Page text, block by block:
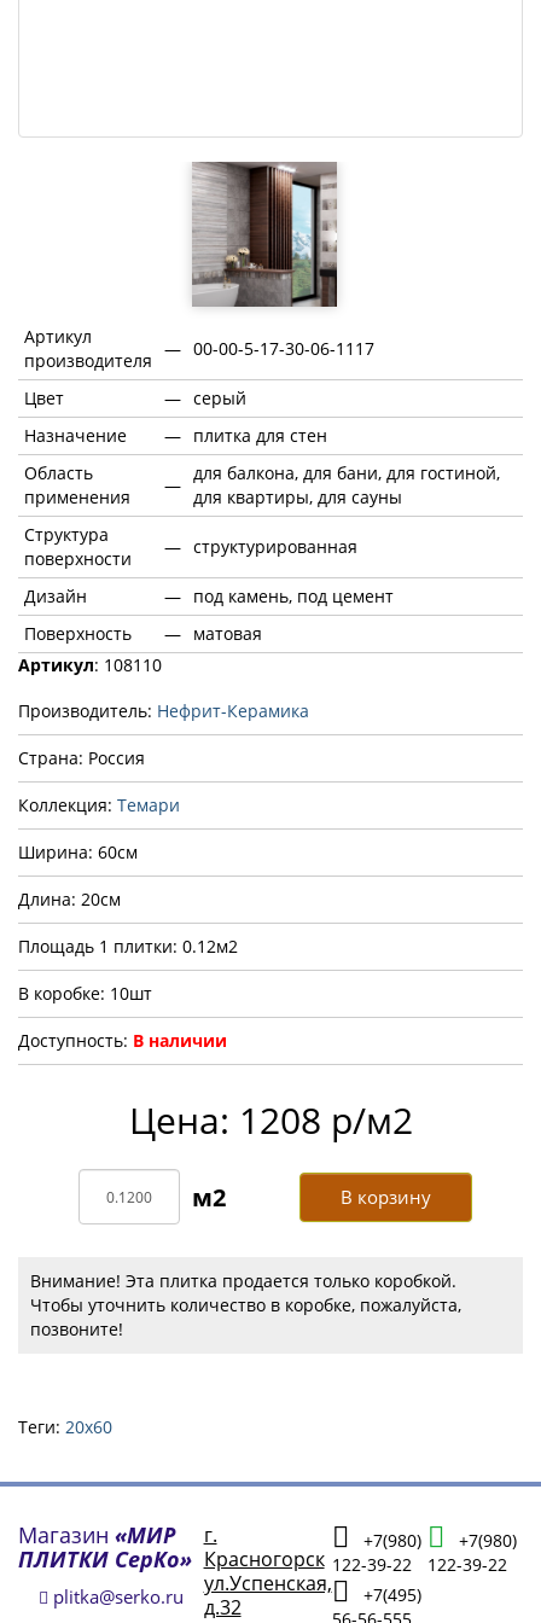
Артикул
производителя
— 00-00-5-17-30-06-1117
Цвет — серый
Назначение
— плитка для стен
Область
применения
—
для балкона, для бани, для гостиной,
для квартиры, для сауны
Структура
поверхности
— структурированная
Дизайн — под камень, под цемент
Поверхность
— матовая
Артикул: 108110
Производитель: Нефрит-Керамика
Страна: Россия
Коллекция: Темари
Ширина: 60см
Длина: 20см
Площадь 1 плитки: 0.12м2
В коробке: 10шт
Доступность: В наличии
Цена: 1208 р/м2
В корзину
Внимание! Эта плитка продается только коробкой.
Чтобы уточнить количество в коробке, пожалуйста,
позвоните!
Теги: 20х60
Магазин «МИР
ПЛИТКИ СерКо»
plitka@serko.ru
г.
Красногорск
ул.Успенская,
д.32
+7(980)
122-39-22
+7(495)
+7(980)
122-39-22